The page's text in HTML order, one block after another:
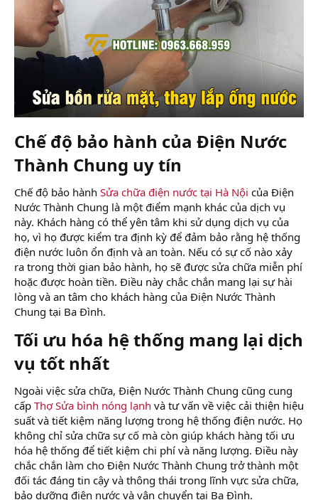
Chế độ bảo hành của Điện Nước
Thành Chung uy tín​
Chế độ bảo hành Sửa chữa điện nước tại Hà Nội của Điện
Nước Thành Chung là một điểm mạnh khác của dịch vụ
này. Khách hàng có thể yên tâm khi sử dụng dịch vụ của
họ, vì họ được kiểm tra định kỳ để đảm bảo rằng hệ thống
điện nước luôn ổn định và an toàn. Nếu có sự cố nào xảy
ra trong thời gian bảo hành, họ sẽ được sửa chữa miễn phí
hoặc được hoàn tiền. Điều này chắc chắn mang lại sự hài
lòng và an tâm cho khách hàng của Điện Nước Thành
Chung tại Ba Đình.
Tối ưu hóa hệ thống mang lại dịch
vụ tốt nhất​
Ngoài việc sửa chữa, Điện Nước Thành Chung cũng cung
cấp Thợ Sửa bình nóng lạnh và tư vấn về việc cải thiện hiệu
suất và tiết kiệm năng lượng trong hệ thống điện nước. Họ
không chỉ sửa chữa sự cố mà còn giúp khách hàng tối ưu
hóa hệ thống để tiết kiệm chi phí và năng lượng. Điều này
chắc chắn làm cho Điện Nước Thành Chung trở thành một
đối tác đáng tin cậy và thông thái trong lĩnh vực sửa chữa,
bảo dưỡng điện nước và vận chuyển tại Ba Đình.